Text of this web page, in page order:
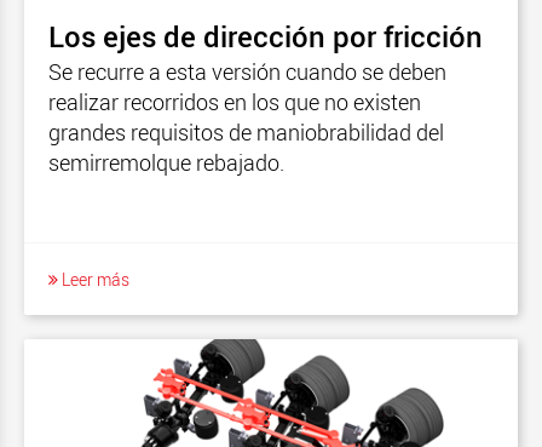
Los ejes de dirección por fricción
Se recurre a esta versión cuando se deben
realizar recorridos en los que no existen
grandes requisitos de maniobrabilidad del
semirremolque rebajado.
Leer más